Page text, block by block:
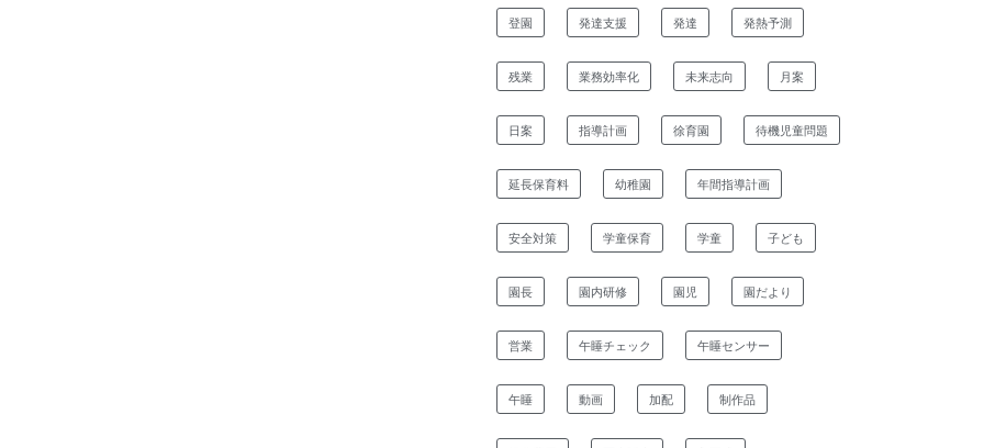
登園 発達支援 発達 発熱予測
残業 業務効率化 未来志向 月案
日案 指導計画 徐育園 待機児童問題
延長保育料 幼稚園 年間指導計画
安全対策 学童保育 学童 子ども
園長 園内研修 園児 園だより
営業 午睡チェック 午睡センサー
午睡 動画 加配 制作品